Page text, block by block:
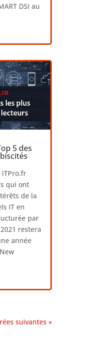
DSI au
5 des
iTPro.fr
qui ont
de la
IT en
par
restera
année
suivantes »